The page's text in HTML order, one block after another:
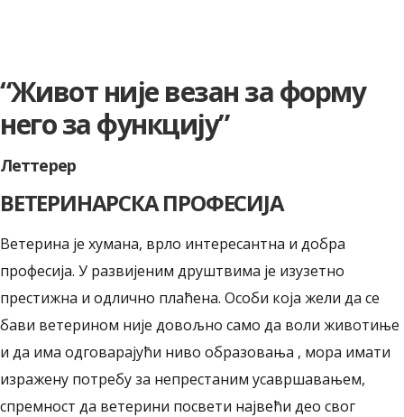
“Живот није везан за форму
него за функцију”
Леттерер
ВЕТЕРИНАРСКА ПРОФЕСИЈА
Ветерина је хумана, врло интересантна и добра
професија. У развијеним друштвима је изузетно
престижна и одлично плаћена. Особи која жели да се
бави ветерином није довољно само да воли животиње
и да има одговарајући ниво образовања , мора имати
изражену потребу за непрестаним усавршавањем,
спремност да ветерини посвети највећи део свог